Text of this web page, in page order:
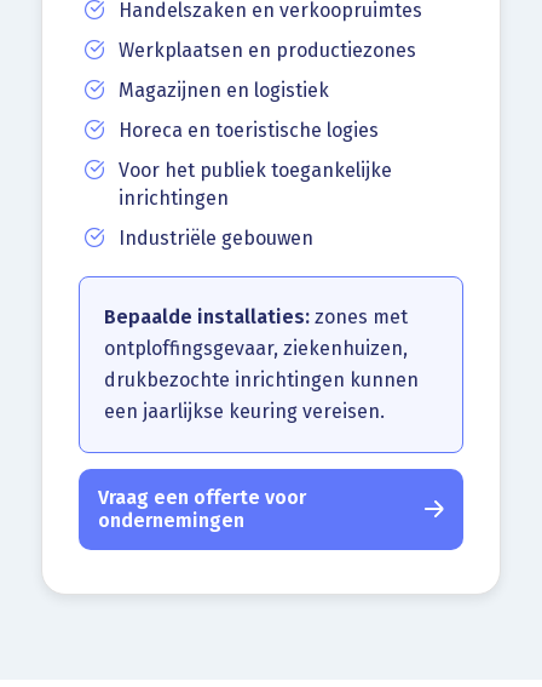
Handelszaken en verkoopruimtes
Werkplaatsen en productiezones
Magazijnen en logistiek
Horeca en toeristische logies
Voor het publiek toegankelijke
inrichtingen
Industriële gebouwen
Bepaalde installaties: zones met
ontploffingsgevaar, ziekenhuizen,
drukbezochte inrichtingen kunnen
een jaarlijkse keuring vereisen.
Vraag een offerte voor
ondernemingen